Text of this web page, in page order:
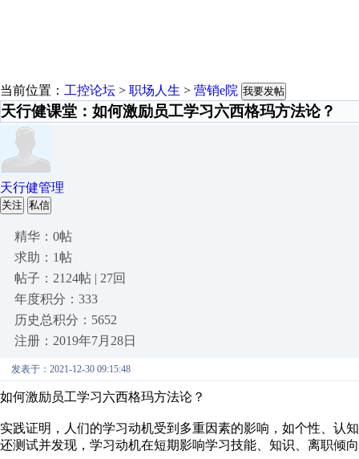
当前位置： 工控论坛 > 职场人生 > 营销e院 我要发帖
天行健课堂：如何激励员工学习六西格玛方法论？
天行健管理
关注 私信
精华：0帖
求助：1帖
帖子：2124帖 | 27回
年度积分：333
历史总积分：5652
注册：2019年7月28日
发表于：2021-12-30 09:15:48
如何激励员工学习六西格玛方法论？
实践证明，人们的学习动机受到多重因素的影响，如个性、认
还测试并发现，学习动机在短期影响学习技能、知识、离职倾